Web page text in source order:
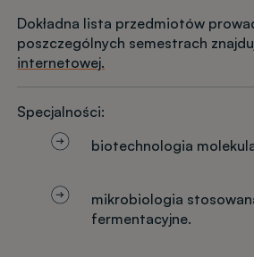
Dokładna lista przedmiotów
poszczególnych semestrach
internetowej.
Specjalności:
biotechnologia
mikrobiologia
fermentacyjne.